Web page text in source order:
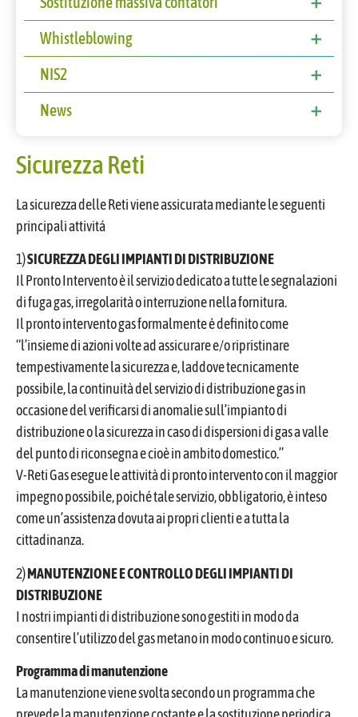
Sostituzione massiva contatori
Whistleblowing
Procedura
NIS2
NIS2
News
Sicurezza Reti
La sicurezza delle Reti viene assicurata mediante le seguenti
principali attivitá
1)SICUREZZA DEGLI IMPIANTI DI DISTRIBUZIONE
Il Pronto Intervento è il servizio dedicato a tutte le segnalazioni
di fuga gas, irregolarità o interruzione nella fornitura.
Il pronto intervento gas formalmente è definito come
“l’insieme di azioni volte ad assicurare e/o ripristinare
tempestivamente la sicurezza e, laddove tecnicamente
possibile, la continuità del servizio di distribuzione gas in
occasione del verificarsi di anomalie sull’impianto di
distribuzione o la sicurezza in caso di dispersioni di gas a valle
del punto di riconsegna e cioè in ambito domestico.”
V-Reti Gas esegue le attività di pronto intervento con il maggior
impegno possibile, poiché tale servizio, obbligatorio, è inteso
come un’assistenza dovuta ai propri clienti e a tutta la
cittadinanza.
2)MANUTENZIONE E CONTROLLO DEGLI IMPIANTI DI
DISTRIBUZIONE
I nostri impianti di distribuzione sono gestiti in modo da
consentire l’utilizzo del gas metano in modo continuo e sicuro.
Programma di manutenzione
La manutenzione viene svolta secondo un programma che